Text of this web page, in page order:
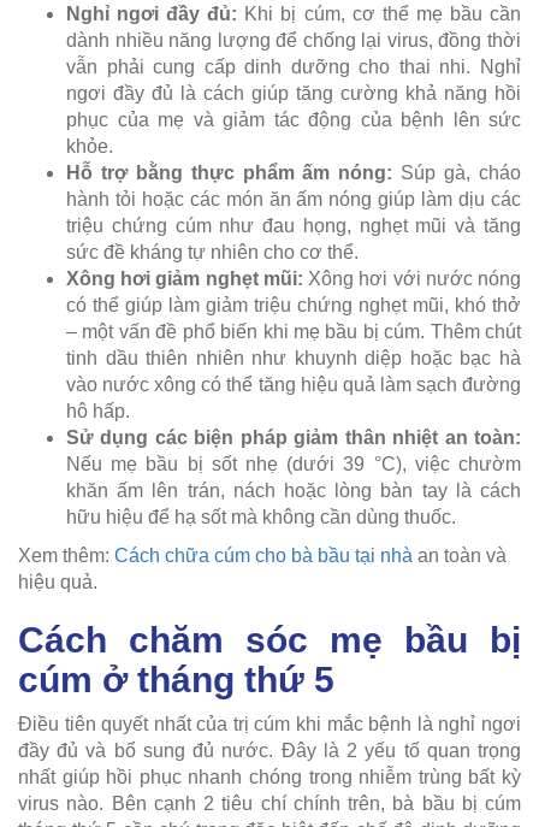
Nghỉ ngơi đầy đủ: Khi bị cúm, cơ thể mẹ bầu cần
dành nhiều năng lượng để chống lại virus, đồng thời
vẫn phải cung cấp dinh dưỡng cho thai nhi. Nghỉ
ngơi đầy đủ là cách giúp tăng cường khả năng hồi
phục của mẹ và giảm tác động của bệnh lên sức
khỏe.
Hỗ trợ bằng thực phẩm ấm nóng: Súp gà, cháo
hành tỏi hoặc các món ăn ấm nóng giúp làm dịu các
triệu chứng cúm như đau họng, nghẹt mũi và tăng
sức đề kháng tự nhiên cho cơ thể.
Xông hơi giảm nghẹt mũi: Xông hơi với nước nóng
có thể giúp làm giảm triệu chứng nghẹt mũi, khó thở
– một vấn đề phổ biến khi mẹ bầu bị cúm. Thêm chút
tinh dầu thiên nhiên như khuynh diệp hoặc bạc hà
vào nước xông có thể tăng hiệu quả làm sạch đường
hô hấp.
Sử dụng các biện pháp giảm thân nhiệt an toàn:
Nếu mẹ bầu bị sốt nhẹ (dưới 39 °C), việc chườm
khăn ấm lên trán, nách hoặc lòng bàn tay là cách
hữu hiệu để hạ sốt mà không cần dùng thuốc.
Xem thêm: Cách chữa cúm cho bà bầu tại nhà an toàn và
hiệu quả.
Cách chăm sóc mẹ bầu bị
cúm ở tháng thứ 5
Điều tiên quyết nhất của trị cúm khi mắc bệnh là nghỉ ngơi
đầy đủ và bổ sung đủ nước. Đây là 2 yếu tố quan trọng
nhất giúp hồi phục nhanh chóng trong nhiễm trùng bất kỳ
virus nào. Bên cạnh 2 tiêu chí chính trên, bà bầu bị cúm